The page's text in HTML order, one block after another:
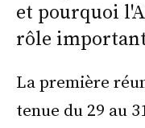
et pourquoi
rôle
La première
tenue du 29 au